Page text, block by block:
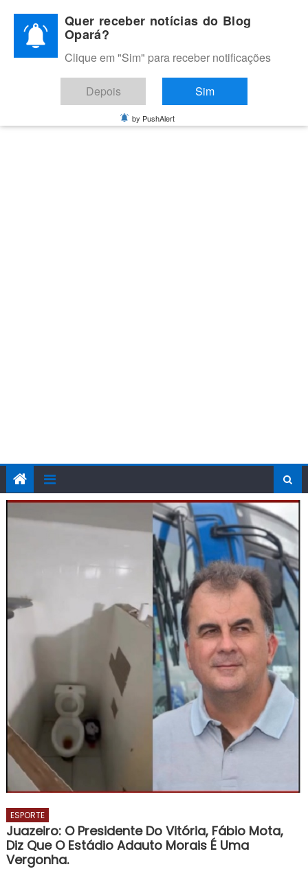
content
BLOG OPARÁ
Melhores notícias de Juazeiro, Petrolina e do Vale do São
Francisco
ESPORTE
Juazeiro: O Presidente Do Vitória, Fábio Mota,
Diz Que O Estádio Adauto Morais É Uma
Vergonha.
Quer receber notícias do Blog
Opará?
Clique em "Sim" para receber notificações
Depois Sim
by PushAlert